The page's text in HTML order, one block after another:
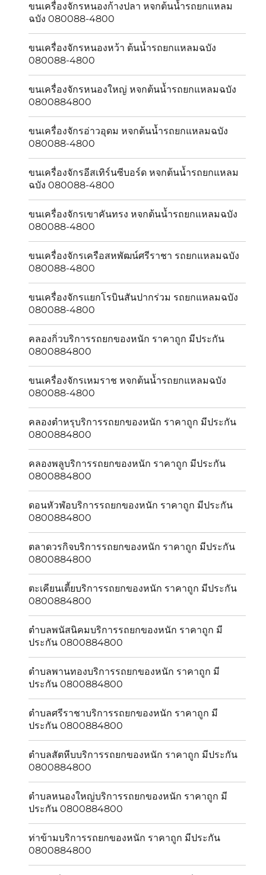
ขนเครื่องจักรหนองก้างปลา หจกต้นน้ำรถยกแหลม
ฉบัง 080088-4800
ขนเครื่องจักรหนองหว้า ต้นน้ำรถยกแหลมฉบัง
080088-4800
ขนเครื่องจักรหนองใหญ่ หจกต้นน้ำรถยกแหลมฉบัง
0800884800
ขนเครื่องจักรอ่าวอุดม หจกต้นน้ำรถยกแหลมฉบัง
080088-4800
ขนเครื่องจักรอีสเทิร์นซีบอร์ด หจกต้นน้ำรถยกแหลม
ฉบัง 080088-4800
ขนเครื่องจักรเขาคันทรง หจกต้นน้ำรถยกแหลมฉบัง
080088-4800
ขนเครื่องจักรเครือสหพัฒน์ศรีราชา รถยกแหลมฉบัง
080088-4800
ขนเครื่องจักรแยกโรบินสันปากร่วม รถยกแหลมฉบัง
080088-4800
คลองกิ่วบริการรถยกของหนัก ราคาถูก มีประกัน
0800884800
ขนเครื่องจักรเหมราช หจกต้นน้ำรถยกแหลมฉบัง
080088-4800
คลองตำหรุบริการรถยกของหนัก ราคาถูก มีประกัน
0800884800
คลองพลูบริการรถยกของหนัก ราคาถูก มีประกัน
0800884800
ดอนหัวฬ่อบริการรถยกของหนัก ราคาถูก มีประกัน
0800884800
ตลาดวรกิจบริการรถยกของหนัก ราคาถูก มีประกัน
0800884800
ตะเคียนเตี้ยบริการรถยกของหนัก ราคาถูก มีประกัน
0800884800
ตำบลพนัสนิคมบริการรถยกของหนัก ราคาถูก มี
ประกัน 0800884800
ตำบลพานทองบริการรถยกของหนัก ราคาถูก มี
ประกัน 0800884800
ตำบลศรีราชาบริการรถยกของหนัก ราคาถูก มี
ประกัน 0800884800
ตำบลสัตหีบบริการรถยกของหนัก ราคาถูก มีประกัน
0800884800
ตำบลหนองใหญ่บริการรถยกของหนัก ราคาถูก มี
ประกัน 0800884800
ท่าข้ามบริการรถยกของหนัก ราคาถูก มีประกัน
0800884800